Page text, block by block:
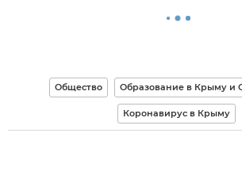
Общество Образование в Крыму и
Коронавирус в Крыму